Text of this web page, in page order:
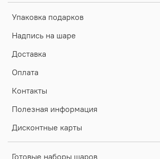
Упаковка подарков
Надпись на шаре
Доставка
Оплата
Контакты
Полезная информация
Дисконтные карты
Готовые наборы шаров